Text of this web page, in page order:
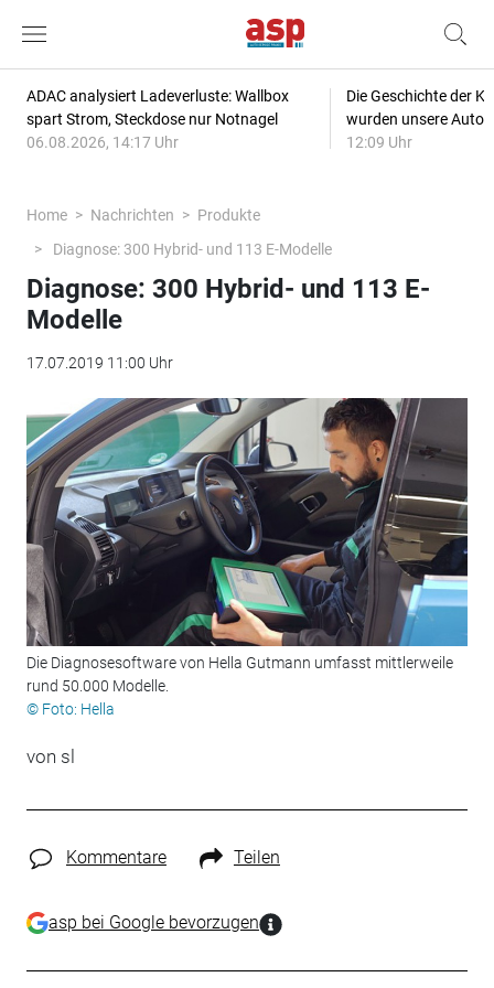
ADAC analysiert Ladeverluste: Wallbox
spart Strom, Steckdose nur Notnagel
06.08.2026, 14:17 Uhr
Die Geschichte der
wurden unsere
12:09 Uhr
Home Nachrichten
Produkte
Diagnose: 300 Hybrid- und 113 E-Modelle
Diagnose: 300 Hybrid- und 113 E-
Modelle
17.07.2019 11:00 Uhr
Die Diagnosesoftware von Hella Gutmann umfasst mittlerweile
rund 50.000 Modelle.
© Foto: Hella
von sl
Kommentare Teilen
asp bei Google bevorzugen